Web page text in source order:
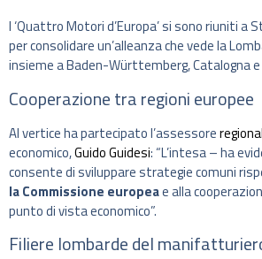
I ‘Quattro Motori d’Europa’ si sono riuniti a
per consolidare un’alleanza che vede la
insieme a Baden-Württemberg, Catalogna
Cooperazione tra regioni europee
Al vertice ha partecipato l’assessore
economico,Guido Guidesi: “L’intesa – ha
consente di sviluppare strategie comuni
la Commissione europeae alla
punto di vista economico”.
Filiere lombarde del